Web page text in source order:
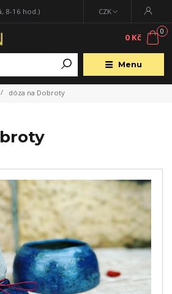
Menu
CZK
8-16 hod.)
0
0 Kč
dóza na Dobroty